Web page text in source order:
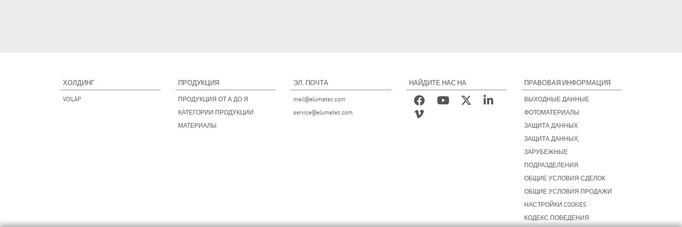
ХОЛДИНГ
VOILÀP
ПРОДУКЦИЯ
ПРОДУКЦИЯ ОТ А ДО Я
КАТЕГОРИИ ПРОДУКЦИИ
МАТЕРИАЛЫ
ЭЛ. ПОЧТА
mail@elumatec.com
service@elumatec.com
НАЙДИТЕ НАС НА ПРАВОВАЯ ИНФОРМАЦИЯ
ВЫХОДНЫЕ ДАННЫЕ
ФОТОМАТЕРИАЛЫ
ЗАЩИТА ДАННЫХ
ЗАЩИТА ДАННЫХ,
ЗАРУБЕЖНЫЕ
ПОДРАЗДЕЛЕНИЯ
ОБЩИЕ УСЛОВИЯ СДЕЛОК
ОБЩИЕ УСЛОВИЯ ПРОДАЖИ
НАСТРОЙКИ COOKIES
КОДЕКС ПОВЕДЕНИЯ